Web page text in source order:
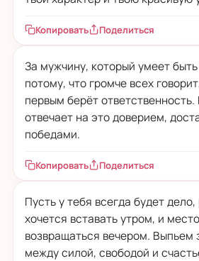
Копировать Поделиться
За мужчину, который умеет
потому, что громче всех
первым берёт
отвечает на это доверием,
победами.
Копировать Поделиться
Пусть у тебя всегда будет
хочется вставать утром, и
возвращаться вечером. Выпьем
между силой, свободой и